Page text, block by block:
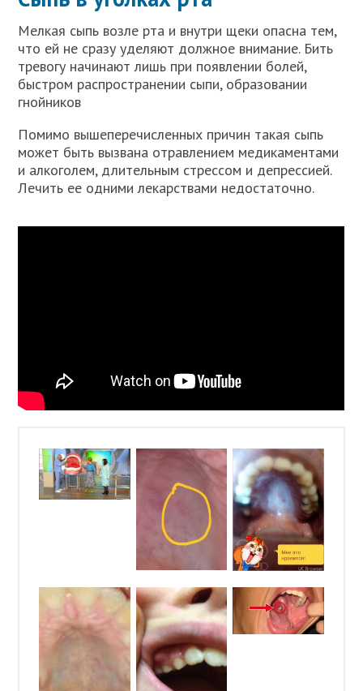
Мелкая сыпь возле рта и внутри щеки опасна тем,
что ей не сразу уделяют должное внимание. Бить
тревогу начинают лишь при появлении болей,
быстром распространении сыпи, образовании
гнойников
Помимо вышеперечисленных причин такая сыпь
может быть вызвана отравлением медикаментами
и алкоголем, длительным стрессом и депрессией.
Лечить ее одними лекарствами недостаточно.